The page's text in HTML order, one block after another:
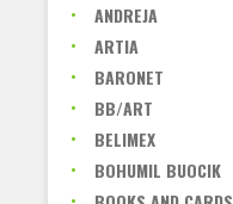
ANDREJA
ARTIA
BARONET
BB/ART
BELIMEX
BOHUMIL BUOCIK